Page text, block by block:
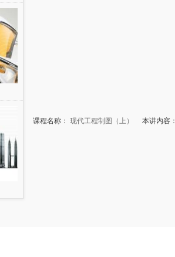
课程名称： 现代工程制图（上） 本讲内容